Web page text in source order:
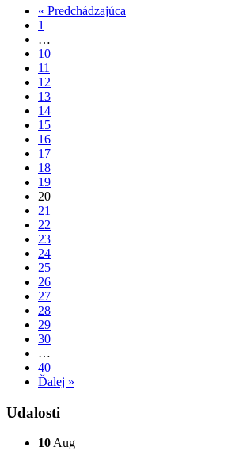
« Predchádzajúca
1
…
10
11
12
13
14
15
16
17
18
19
20
21
22
23
24
25
26
27
28
29
30
…
40
Ďalej »
Udalosti
10Aug